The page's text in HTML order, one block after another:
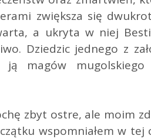
zwiększa się
a ukryta w niej
Dziedzic jednego z
ją magów mugolskiego
zbyt ostre, ale moim
wspomniałem w tej